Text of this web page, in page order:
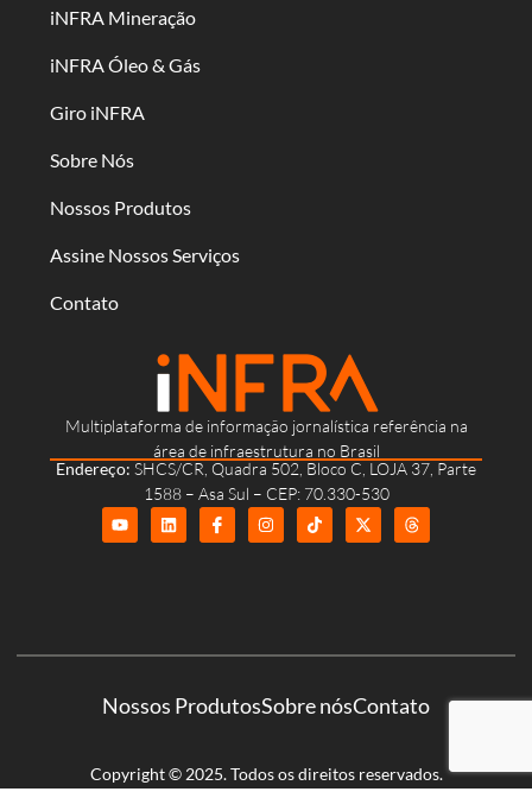
Multiplataforma de informação jornalística referência na
área de infraestrutura no Brasil
Endereço: SHCS/CR, Quadra 502, Bloco C, LOJA 37, Parte
1588 – Asa Sul – CEP: 70.330-530
iNFRA Mineração
iNFRA Óleo & Gás
Giro iNFRA
Sobre Nós
Nossos Produtos
Assine Nossos Serviços
Contato
Nossos ProdutosSobre nósContato
Copyright © 2025. Todos os direitos reservados.